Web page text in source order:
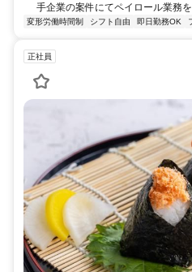
手企業の案件にてペイロール業務
変形労働時間制 シフト自由 即日勤務OK
正社員